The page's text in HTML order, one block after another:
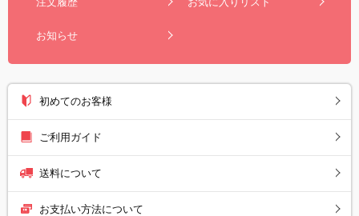
お知らせ
初めてのお客様
ご利用ガイド
送料について
お支払い方法について